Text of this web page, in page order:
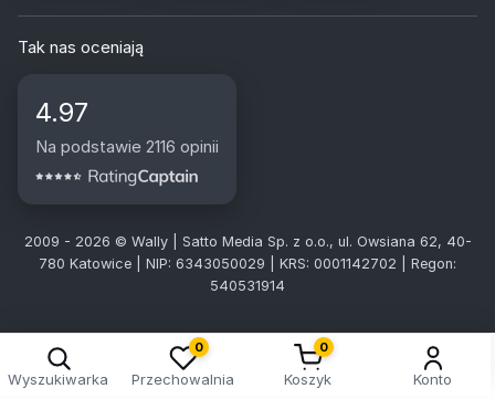
Tak nas oceniają
4.97
Na podstawie 2116 opinii
2009 - 2026 © Wally | Satto Media Sp. z o.o., ul. Owsiana 62, 40-
780 Katowice | NIP: 6343050029 | KRS: 0001142702 | Regon:
540531914
Wyszukiwarka
0
Przechowalnia
0
Koszyk Konto